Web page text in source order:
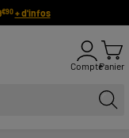
€90 + d'infos
ComptePanier